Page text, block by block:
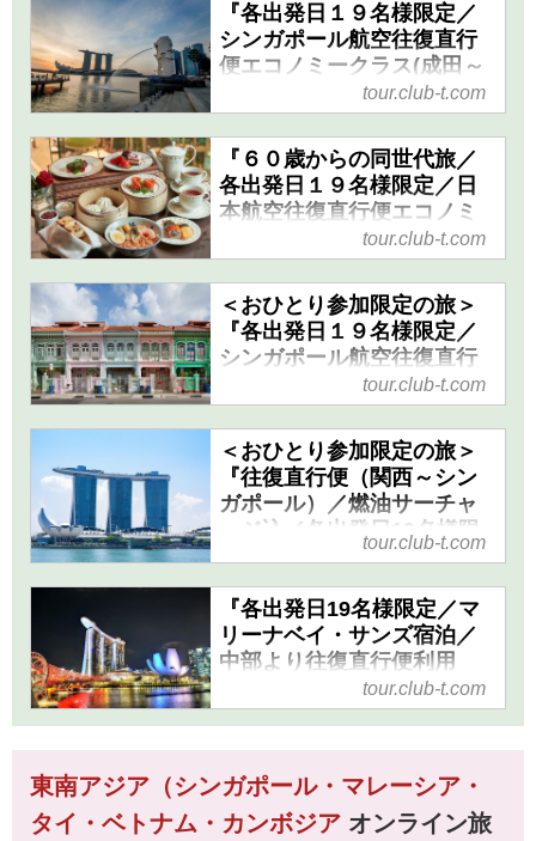
『各出発日１９名様限定／
シンガポール航空往復直行
便エコノミークラス(成田～
シンガポール間)利用／添乗
員同行 シンガポールを思
いっきり楽しむ４日間』｜
クラブツーリズム
『各出発日１９名様限定／シン
ガポール航空往復直行便エコノ
ミークラス(成田～シンガポール
間)利用／添乗員同行 シンガポ
ールを思いっきり楽しむ４日
間』の紹介をしています。ツア
ー・旅行のお申込ならクラブツ
ーリズム。
tour.club-t.com
『６０歳からの同世代旅／
各出発日１９名様限定／日
本航空往復直行便エコノミ
ークラス(成田～シンガポー
ル間)利用／ゆったりシンガ
ポールの休日５日間』 ＜ゆ
ったり旅＞｜クラブツーリ
ズム
『６０歳からの同世代旅／各出
発日１９名様限定／日本航空往
復直行便エコノミークラス(成田
～シンガポール間)利用／ゆった
りシンガポールの休日５日間』
＜ゆったり旅＞の紹介をしてい
ます。ツアー・旅行のお申込な
tour.club-t.com
＜おひとり参加限定の旅＞
『各出発日１９名様限定／
シンガポール航空往復直行
便エコノミークラス(成田～
シンガポール間)利用／きら
きらシンガポール4日間』｜
クラブツーリズム
＜おひとり参加限定の旅＞『各
出発日１９名様限定／シンガポ
クラス(成田～シンガポール間)
利用／きらきらシンガポール4
日間』の紹介をしています。ツ
アー・旅行のお申込ならクラブ
tour.club-t.com
＜おひとり参加限定の旅＞
『往復直行便（関西～シン
ガポール）／燃油サーチャ
ージ込／各出発日19名様限
定／2つのナイトショー鑑賞
付・きらめきのシンガポー
ル4日間』｜クラブツーリズ
ム
＜おひとり参加限定の旅＞『往
復直行便（関西～シンガポー
ル）／燃油サーチャージ込／各
トショー鑑賞付・きらめきのシ
ンガポール4日間』の紹介をし
tour.club-t.com
『各出発日19名様限定／マ
リーナベイ・サンズ宿泊／
中部より往復直行便利用
迷ったらコレ！シンガポー
ル満喫4日間』｜クラブツー
『各出発日19名様限定／マリー
ナベイ・サンズ宿泊／中部より
往復直行便利用 迷ったらコ
tour.club-t.com
東南アジア（シンガポール・マレーシア・
タイ・ベトナム・カンボジア オンライン旅